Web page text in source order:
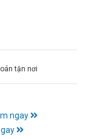
tận nơi
ngay